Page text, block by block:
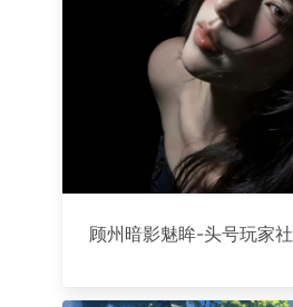
顾州暗影魅眸-头号玩家社